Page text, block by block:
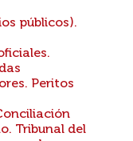
públicos).
Peritos
Tribunal del